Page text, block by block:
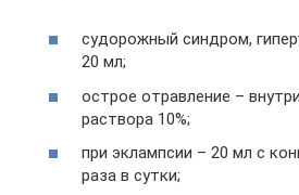
судорожный синдром,
20 мл;
острое отравление –
раствора 10%;
при эклампсии – 20 мл с
раза в сутки;